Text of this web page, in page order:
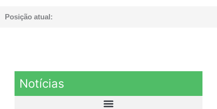
Posição atual:
Notícias